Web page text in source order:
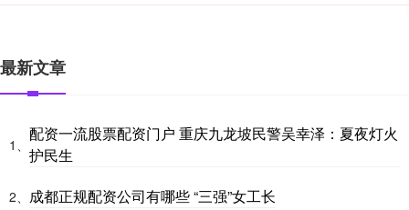
最新文章
1、
配资一流股票配资门户 重庆九龙坡民警吴幸泽：夏夜灯火
护民生
2、 成都正规配资公司有哪些 “三强”女工长